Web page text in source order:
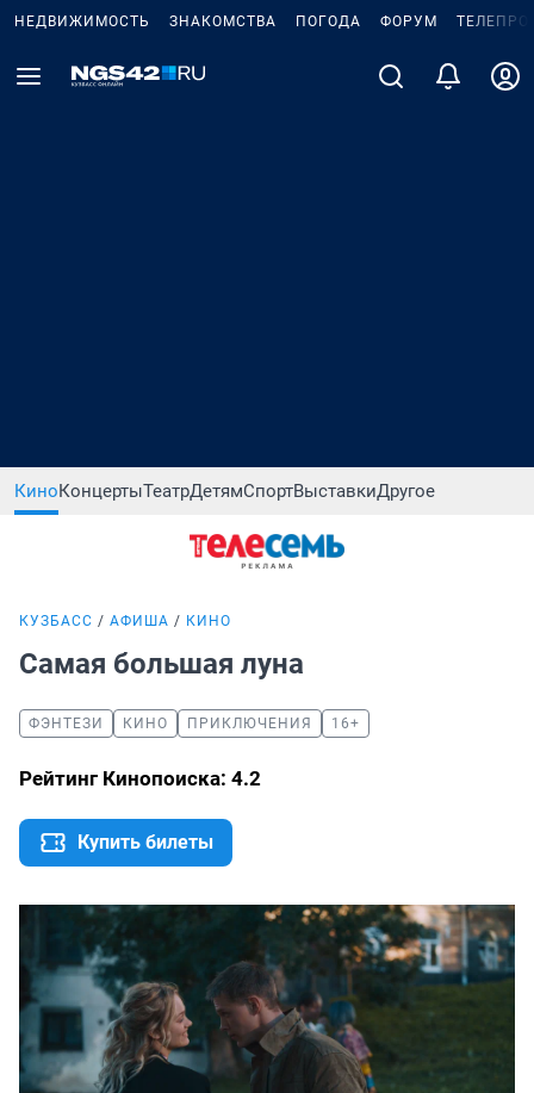
НЕДВИЖИМОСТЬ ЗНАКОМСТВА ПОГОДА ФОРУМ
КиноКонцертыТеатрДетямСпортВыставкиДругое
КУЗБАСС АФИША КИНО
Самая большая луна
ФЭНТЕЗИ КИНО ПРИКЛЮЧЕНИЯ 16+
Рейтинг Кинопоиска: 4.2
Купить билеты